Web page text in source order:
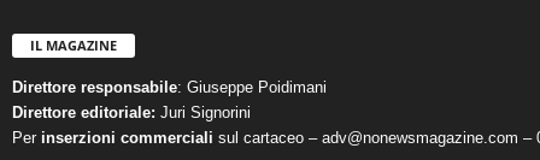
IL MAGAZINE
Direttore responsabile: Giuseppe Poidimani
Direttore editoriale: Juri Signorini
Per inserzioni commerciali sul cartaceo – adv@nonewsmagazine.com –